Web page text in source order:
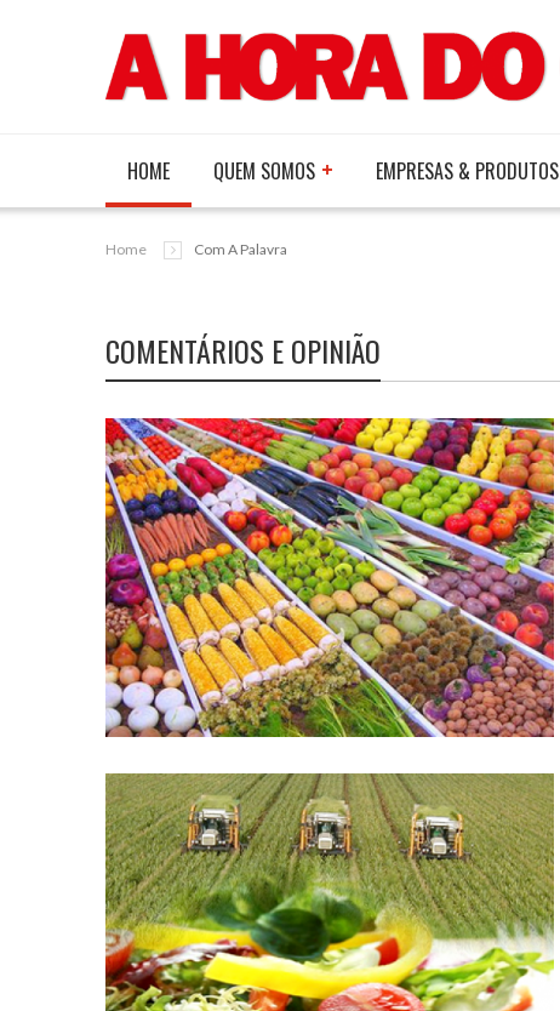
HOME QUEM SOMOS EMPRESAS & PRODUTOS
Home Com A Palavra
COMENTÁRIOS E OPINIÃO